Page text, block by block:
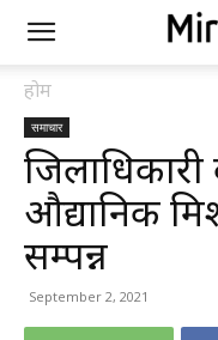
होम
समाचार
औद्यानिक
सम्पन्न
September 2, 2021